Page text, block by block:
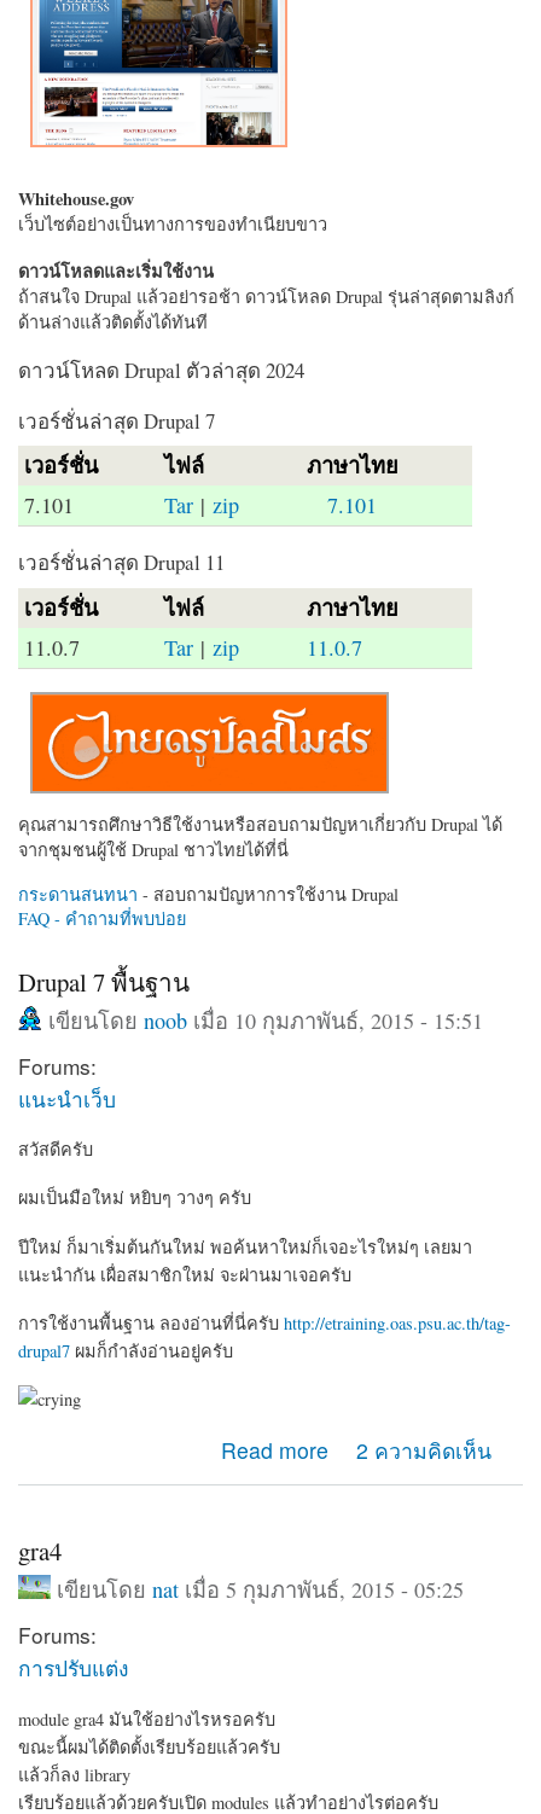
Whitehouse.gov
เว็บไซต์อย่างเป็นทางการของทำเนียบขาว
ดาวน์โหลดและเริ่มใช้งาน
ถ้าสนใจ Drupal แล้วอย่ารอช้า ดาวน์โหลด Drupal รุ่นล่าสุดตามลิงก์
ด้านล่างแล้วติดตั้งได้ทันที
ดาวน์โหลด Drupal ตัวล่าสุด 2024
เวอร์ชั่นล่าสุด Drupal 7
เวอร์ชั่น ไฟล์ ภาษาไทย
7.101 Tar |zip 7.101
เวอร์ชั่นล่าสุด Drupal 11
เวอร์ชั่น ไฟล์ ภาษาไทย
11.0.7 Tar | zip 11.0.7
คุณสามารถศึกษาวิธีใช้งานหรือสอบถามปัญหาเกี่ยวกับ Drupal ได้
จากชุมชนผู้ใช้ Drupal ชาวไทยได้ที่นี่
กระดานสนทนา - สอบถามปัญหาการใช้งาน Drupal
FAQ - คำถามที่พบบ่อย
Drupal 7 พื้นฐาน
เขียนโดย noob เมื่อ 10 กุมภาพันธ์, 2015 - 15:51
Forums:
แนะนำเว็บ
สวัสดีครับ
ผมเป็นมือใหม่ หยิบๆ วางๆ ครับ
ปีใหม่ ก็มาเริ่มต้นกันใหม่ พอค้นหาใหม่ก็เจอะไรใหม่ๆ เลยมา
แนะนำกัน เผื่อสมาชิกใหม่ จะผ่านมาเจอครับ
การใช้งานพื้นฐาน ลองอ่านที่นี่ครับ http://etraining.oas.psu.ac.th/tag-
drupal7 ผมก็กำลังอ่านอยู่ครับ
Read more 2 ความคิดเห็น
gra4
เขียนโดย natเมื่อ 5 กุมภาพันธ์, 2015 - 05:25
Forums:
การปรับแต่ง
module gra4 มันใช้อย่างไรหรอครับ
ขณะนี้ผมได้ติดตั้งเรียบร้อยแล้วครับ
แล้วก็ลง library
เรียบร้อยแล้วด้วยครับเปิด modules แล้วทำอย่างไรต่อครับ